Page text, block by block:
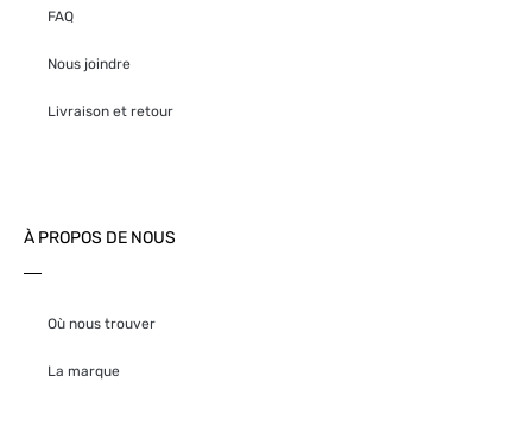
FAQ
Nous joindre
Livraison et retour
À PROPOS DE NOUS
Où nous trouver
La marque